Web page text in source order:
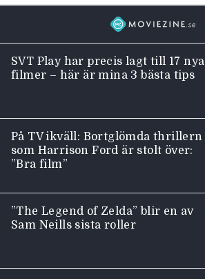
SVT Play har precis lagt till 17 nya
filmer – här är mina 3 bästa tips
På TV ikväll: Bortglömda thrillern
som Harrison Ford är stolt över:
”Bra film”
”The Legend of Zelda” blir en av
Sam Neills sista roller